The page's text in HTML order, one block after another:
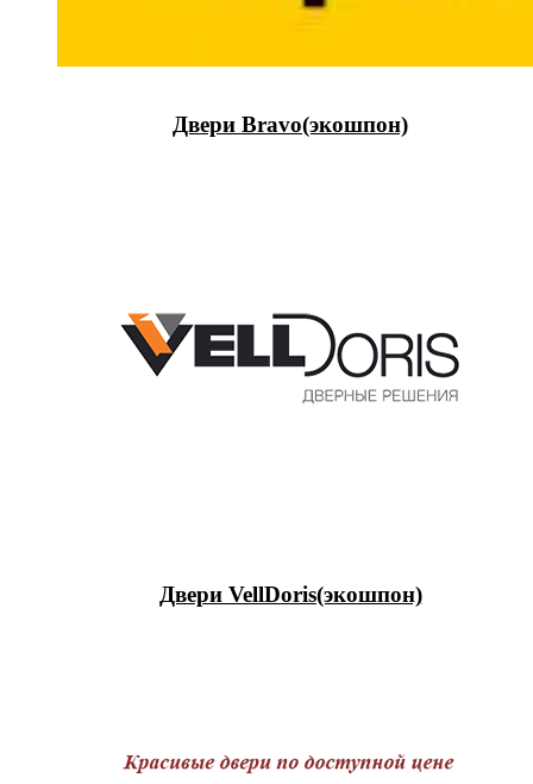
Двери Bravo(экошпон)
Двери VellDoris(экошпон)